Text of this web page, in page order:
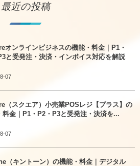
最近の投稿
オンラインビジネスの機能・料金｜P1・
と受発注・決済・インボイス対応を解説
07
（スクエア）小売業POSレジ【プラス】の
料金｜P1・P2・P3と受発注・決済を...
07
（キントーン）の機能・料金｜デジタル